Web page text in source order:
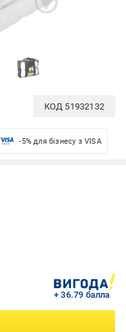
КОД 51932132
-5% для бізнесу з VISA
+ 36.79 балла